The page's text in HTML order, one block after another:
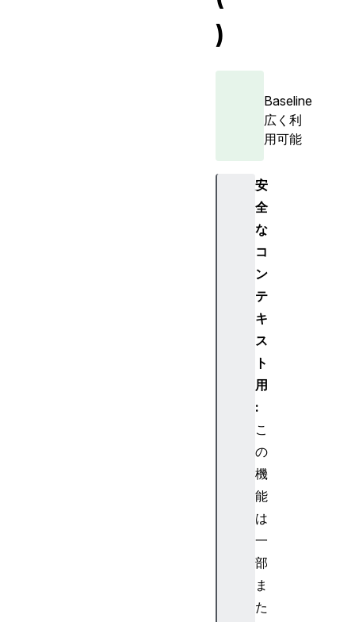
)
Baseline
広く利
用可能
安
全
な
コ
ン
テ
キ
ス
ト
用
:
こ
の
機
能
は
一
部
ま
た